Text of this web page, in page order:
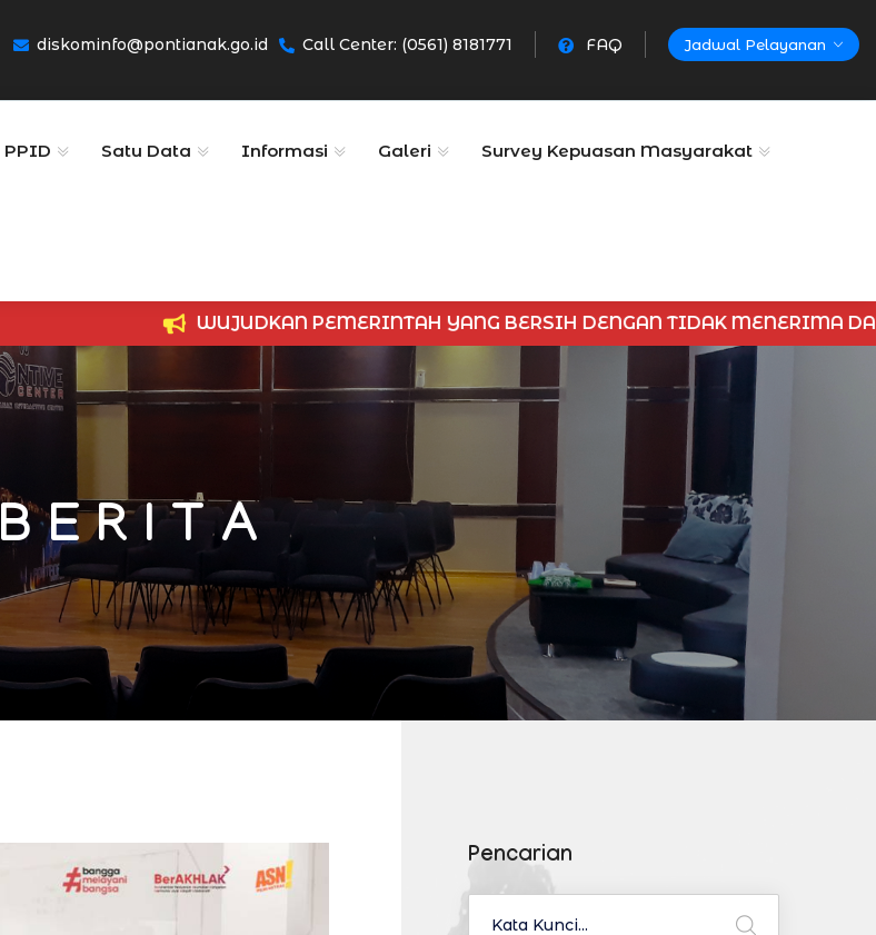
diskominfo@pontianak.go.id Call Center: (0561) 8181771 FAQ Jadwal Pelayanan
PPID Satu Data Informasi Galeri Survey Kepuasan Masyarakat
WUJUDKAN PEMERINTAH YANG BERSIH DENGAN TIDAK MENERIMA DAN MEMBERIKAN
B E R I T A
Pencarian